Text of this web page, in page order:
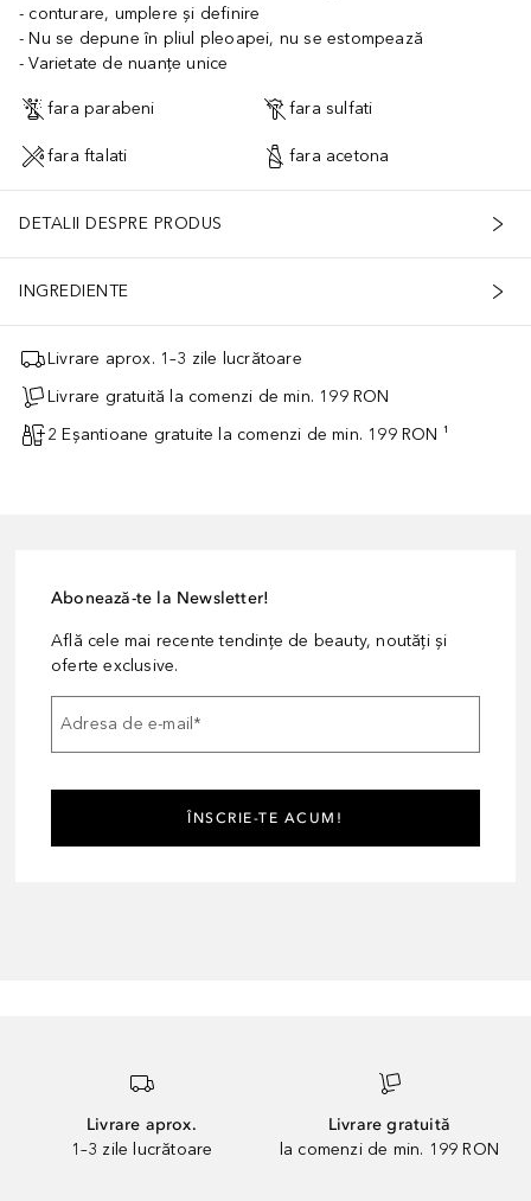
conturare, umplere și definire
Nu se depune în pliul pleoapei, nu se estompează
Varietate de nuanțe unice
fara parabeni fara sulfati
fara ftalati fara acetona
DETALII DESPRE PRODUS
INGREDIENTE
Livrare aprox. 1–3 zile lucrătoare
Livrare gratuită la comenzi de min. 199 RON
2 Eșantioane gratuite la comenzi de min. 199 RON ¹
Abonează-te la Newsletter!
Află cele mai recente tendințe de beauty, noutăți și
oferte exclusive.
Adresa de e-mail*
ÎNSCRIE-TE ACUM!
Livrare aprox.
1–3 zile lucrătoare
Livrare gratuită
la comenzi de min. 199 RON